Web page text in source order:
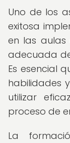
Uno de los
exitosa
en las
adecuada
Es esencial
habilidades
utilizar
proceso de
La